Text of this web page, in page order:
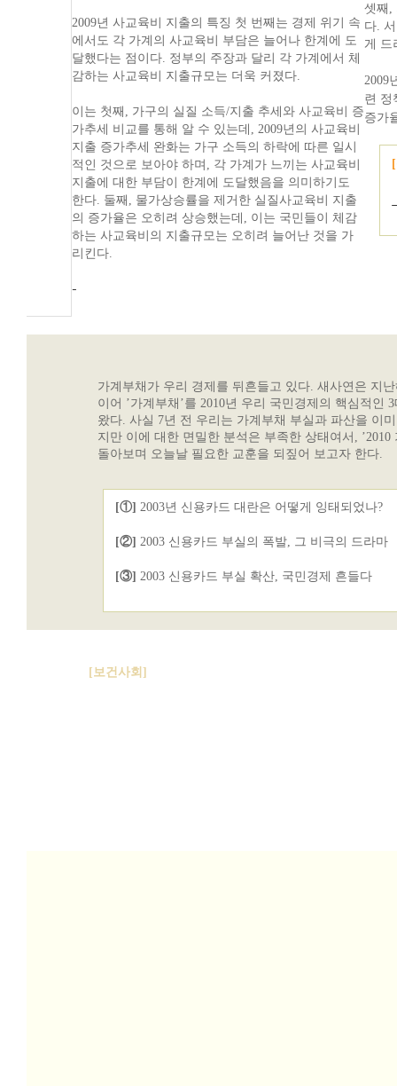
2009년 사교육비 지출의 특징 첫 번째는 경제 위기 속
에서도 각 가계의 사교육비 부담은 늘어나 한계에 도
달했다는 점이다. 정부의 주장과 달리 각 가계에서 체
감하는 사교육비 지출규모는 더욱 커졌다.
이는 첫째, 가구의 실질 소득/지출 추세와 사교육비 증
가추세 비교를 통해 알 수 있는데, 2009년의 사교육비
지출 증가추세 완화는 가구 소득의 하락에 따른 일시
적인 것으로 보아야 하며, 각 가계가 느끼는 사교육비
지출에 대한 부담이 한계에 도달했음을 의미하기도
한다. 둘째, 물가상승률을 제거한 실질사교육비 지출
의 증가율은 오히려 상승했는데, 이는 국민들이 체감
하는 사교육비의 지출규모는 오히려 늘어난 것을 가
리킨다.
셋째,
다.
게 드
2009
련 정
증가
–
가계부채가 우리 경제를 뒤흔들고 있다. 새사연은 지
이어 ’가계부채’를 2010년 우리 국민경제의 핵심적인
왔다. 사실 7년 전 우리는 가계부채 부실과 파산을 이
지만 이에 대한 면밀한 분석은 부족한 상태여서,
돌아보며 오늘날 필요한 교훈을 되짚어 보고자 한다.
[①] 2003년 신용카드 대란은 어떻게 잉태되었나?
[②] 2003 신용카드 부실의 폭발, 그 비극의 드라마
[③] 2003 신용카드 부실 확산, 국민경제 흔들다
[보건사회]